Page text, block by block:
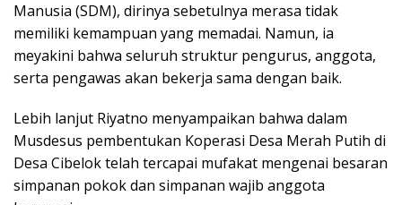
Manusia (SDM), dirinya sebetulnya merasa tidak
memiliki kemampuan yang memadai. Namun, ia
meyakini bahwa seluruh struktur pengurus, anggota,
serta pengawas akan bekerja sama dengan baik.
Lebih lanjut Riyatno menyampaikan bahwa dalam
Musdesus pembentukan Koperasi Desa Merah Putih di
Desa Cibelok telah tercapai mufakat mengenai besaran
simpanan pokok dan simpanan wajib anggota